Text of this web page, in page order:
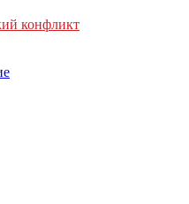
конфликт